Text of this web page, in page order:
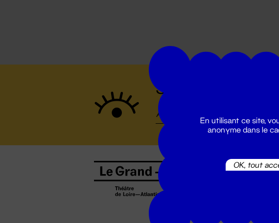
Suivez toutes les
Billetterie
En utilisant ce site,
anonyme dans le
OK, tout